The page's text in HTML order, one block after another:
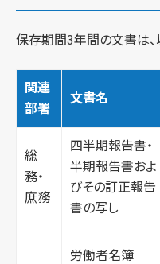
保存期間3年間の文書は、
関連
部署
文書名
総
務・
庶務
四半期報告書・
半期報告書およ
びその訂正報告
書の写し
労働者名簿